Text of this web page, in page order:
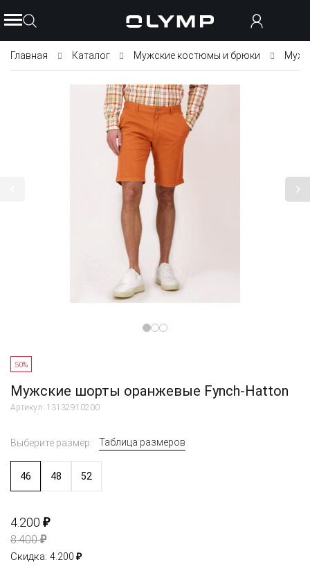
Главная Каталог Мужские костюмы и брюки
50%
Мужские шорты оранжевые Fynch-Hatton
Артикул: 13132910200
Выберите размер: Таблица размеров
46 48 52
4.200 ₽
8.400₽
Скидка: 4.200 ₽